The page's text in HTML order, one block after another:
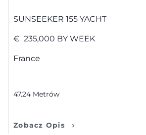
SUNSEEKER 155 YACHT
€ 235,000 BY WEEK
France
47.24 Metrów
Zobacz Opis